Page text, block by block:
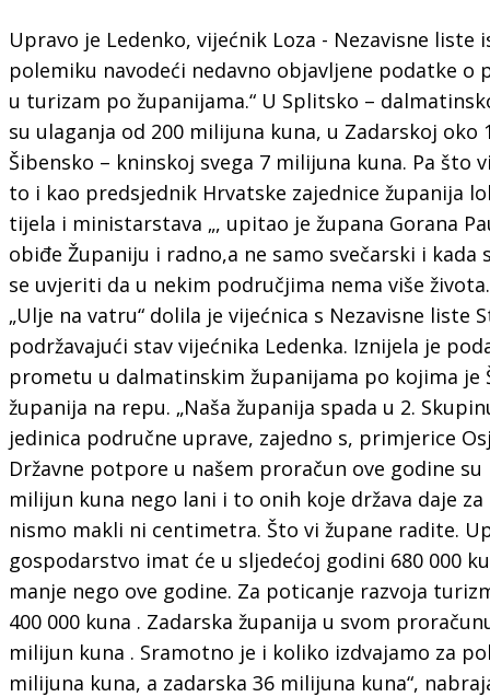
Upravo je Ledenko, vijećnik Loza - Nezavisne liste
polemiku navodeći nedavno objavljene podatke o
u turizam po županijama.“ U Splitsko –
su ulaganja od 200 milijuna kuna, u Zadarskoj oko
Šibensko – kninskoj svega 7 milijuna kuna. Pa što
to i kao predsjednik Hrvatske zajednice županija
tijela i ministarstava „, upitao je župana Gorana
obiđe Županiju i radno,a ne samo svečarski i kada
se uvjeriti da u nekim područjima nema više života.
„Ulje na vatru“ dolila je vijećnica s Nezavisne liste
podržavajući stav vijećnika Ledenka. Iznijela je
prometu u dalmatinskim županijama po kojima je
županija na repu. „Naša županija spada u 2.
jedinica područne uprave, zajedno s, primjerice
Državne potpore u našem proračun ove godine su
milijun kuna nego lani i to onih koje država daje
nismo makli ni centimetra. Što vi župane radite.
gospodarstvo imat će u sljedećoj godini 680 000
manje nego ove godine. Za poticanje razvoja
400 000 kuna . Zadarska županija u svom
milijun kuna . Sramotno je i koliko izdvajamo za
milijuna kuna, a zadarska 36 milijuna kuna“,